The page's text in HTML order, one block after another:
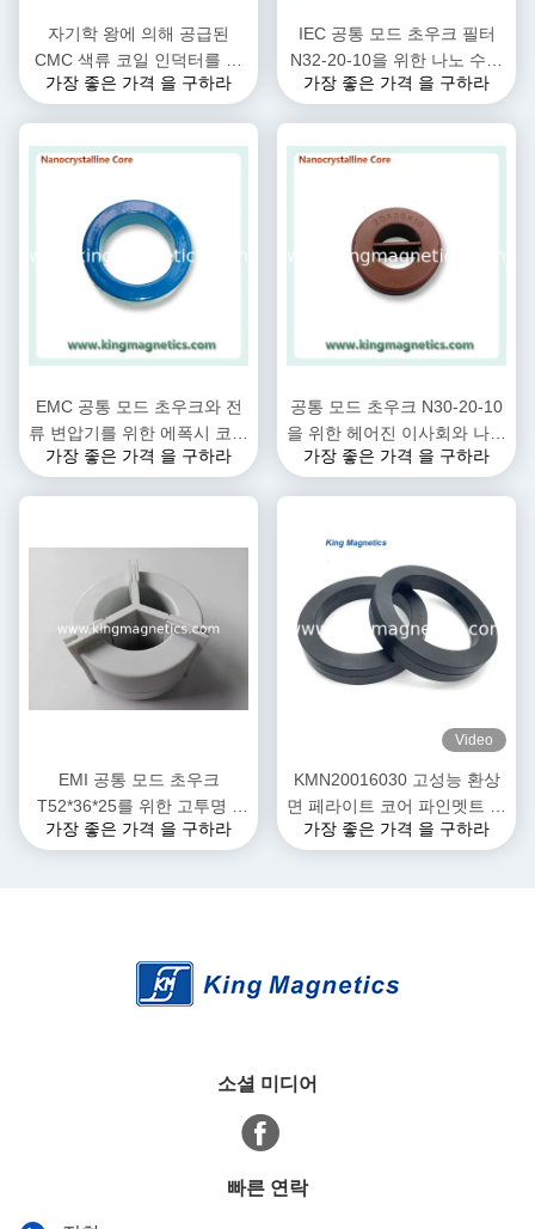
자기학 왕에 의해 공급된
CMC 색류 코일 인덕터를 위
한 고주파 나노 수정체 핵심
가장 좋은 가격 을 구하라
IEC 공통 모드 초우크 필터
N32-20-10을 위한 나노 수정
체 토로이달 코어
가장 좋은 가격 을 구하라
EMC 공통 모드 초우크와 전
류 변압기를 위한 에폭시 코팅
된 나노 결정성 핵심
가장 좋은 가격 을 구하라
공통 모드 초우크 N30-20-10
을 위한 헤어진 이사회와 나노
수정체 핵심
가장 좋은 가격 을 구하라
EMI 공통 모드 초우크
T52*36*25를 위한 고투명 3
상 나노 결정성 핵심
가장 좋은 가격 을 구하라
Video
KMN20016030 고성능 환상
면 페라이트 코어 파인멧트 나
노 결정성 핵심
가장 좋은 가격 을 구하라
소셜 미디어
빠른 연락